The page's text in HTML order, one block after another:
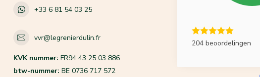
+33 6 81 54 03 25
vvr@legrenierdulin.fr
KVK nummer: FR94 43 25 03 886
btw-nummer: BE 0736 717 572
204 beoordelingen